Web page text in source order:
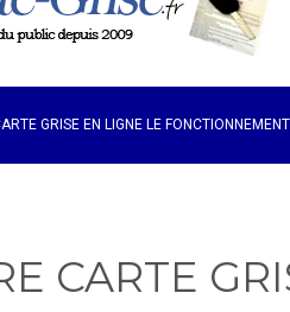
GRISE EN LIGNE LE FONCTIONNEMENT
CARTE